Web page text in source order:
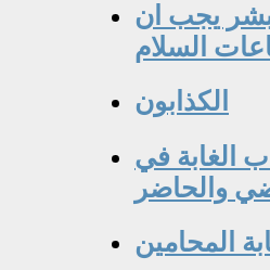
يجب ان
السلام
الكذابون
الغابة في
والحاضر
المحامين